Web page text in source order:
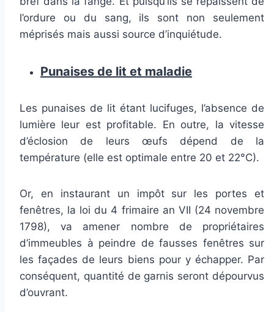
l’ordure ou du sang, ils sont non seulement
méprisés mais aussi source d’inquiétude.
Punaises de lit et maladie
Les punaises de lit étant lucifuges, l’absence de
lumière leur est profitable. En outre, la vitesse
d’éclosion de leurs œufs dépend de la
température (elle est optimale entre 20 et 22°C).
Or, en instaurant un impôt sur les portes et
fenêtres, la loi du 4 frimaire an VII (24 novembre
1798), va amener nombre de propriétaires
d’immeubles à peindre de fausses fenêtres sur
les façades de leurs biens pour y échapper. Par
conséquent, quantité de garnis seront dépourvus
d’ouvrant.